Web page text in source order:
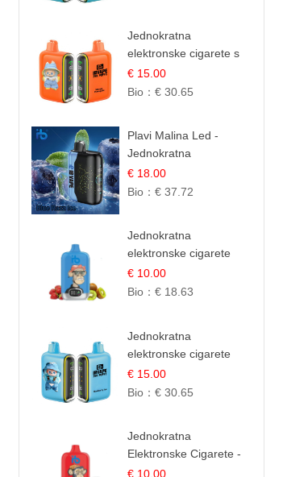
Jednokratna
elektronske cigarete s
25.000 šlukova - Mango
& Ananas | Egzotična
€ 15.00
Bio： € 30.65
Plavi Malina Led -
Jednokratna
elektronske cigarete s
35.000 šlukova | IBVape
€ 18.00
Bio： € 37.72
Jednokratna
elektronske cigarete
12.000 Puffova -
Jagoda i Kivi | Sočna
€ 10.00
Bio： € 18.63
Jednokratna
elektronske cigarete
25.000 Puffova -
Jagodni Sladoled |
€ 15.00
Bio： € 30.65
Jednokratna
Elektronske Cigarete -
Red Bull i Jagoda |
€ 10.00